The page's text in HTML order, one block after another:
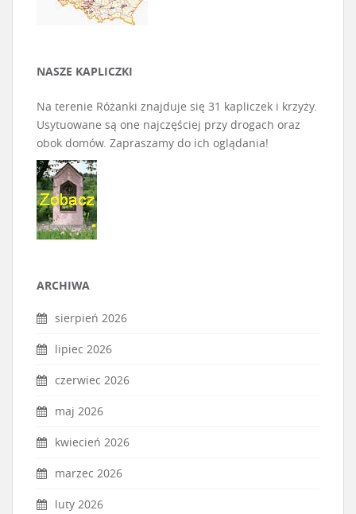
NASZE KAPLICZKI
Na terenie Różanki znajduje się 31 kapliczek i krzyży.
Usytuowane są one najczęściej przy drogach oraz
obok domów. Zapraszamy do ich oglądania!
ARCHIWA
sierpień 2026
lipiec 2026
czerwiec 2026
maj 2026
kwiecień 2026
marzec 2026
luty 2026